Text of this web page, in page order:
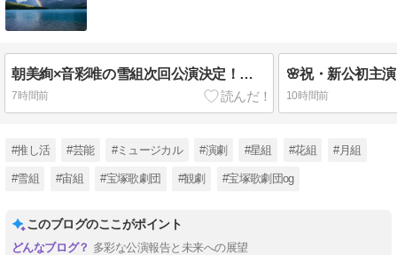
朝美絢×音彩唯の雪組次回公演決定！『陽炎のごとく』『Buena Vista!!』で届ける極上のステージ 🌸
7時間前 10時間前
#推し活 #芸能 #ミュージカル #演劇 #星組 #花組 #月組
#雪組 #宙組 #宝塚歌劇団 #観劇 #宝塚歌劇団og
このブログのここがポイント
多彩な公演報告と未来への展望